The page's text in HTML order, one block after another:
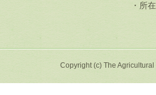
・所
Copyright (c) The